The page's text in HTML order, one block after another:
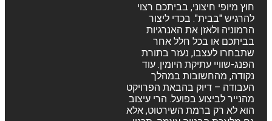
חוץ מיופי חיצוני, בביתכם רצוי
להרגיש "בבית". בכדי ליצור
הרמוניה ולאזן את האנרגיות
בביתכם או בכל חלל אחר
שתבחרו לעצבו, נעזר בתורת
הפנג-שוויי עתיקת היומין. עוד
נקודה, מהחשובות במהלך
העבודה – דיוק בהבאת הפרויקט
מהנייר לביצוע בפועל. הרי עיצוב
הוא לא רק ברמת השירטוט, אלא